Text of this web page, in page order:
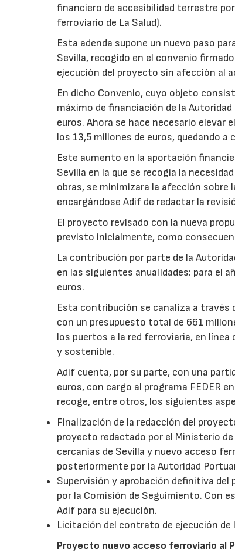
financiero de accesibilidad terrestre
ferroviario de La Salud).
Esta adenda supone un nuevo paso
Sevilla, recogido en el convenio
ejecución del proyecto sin afección al
En dicho Convenio, cuyo objeto
máximo de financiación de la
euros. Ahora se hace necesario
los 13,5 millones de euros, quedando
Este aumento en la aportación
Sevilla en la que se recogía la
obras, se minimizara la afección sobre
encargándose Adif de redactar la
El proyecto revisado con la nueva
previsto inicialmente, como
La contribución por parte de la
en las siguientes anualidades: para el
euros.
Esta contribución se canaliza a través
con un presupuesto total de 661
los puertos a la red ferroviaria, en línea
y sostenible.
Adif cuenta, por su parte, con una
euros, con cargo al programa FEDER
recoge, entre otros, los siguientes
Finalización de la redacción del
proyecto redactado por el Ministerio
cercanías de Sevilla y nuevo acceso
posteriormente por la Autoridad
Supervisión y aprobación definitiva
por la Comisión de Seguimiento. Con
Adif para su ejecución.
Licitación del contrato de ejecución
Proyecto nuevo acceso ferroviario al